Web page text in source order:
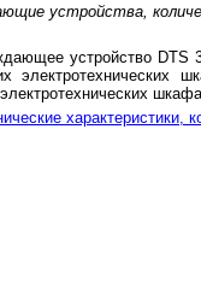
устройства,
устройство DTS
электротехнических
характеристики,